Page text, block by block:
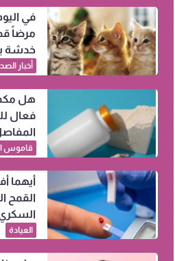
في
مرضاً
خدشة
أخبار
هل
فعال
قاموس
أيهما
القمح
العيادة